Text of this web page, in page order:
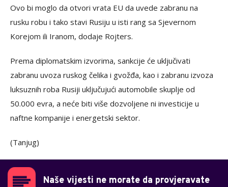
Ovo bi moglo da otvori vrata EU da uvede zabranu na
rusku robu i tako stavi Rusiju u isti rang sa Sjevernom
Korejom ili Iranom, dodaje Rojters.
Prema diplomatskim izvorima, sankcije će uključivati
zabranu uvoza ruskog čelika i gvožđa, kao i zabranu izvoza
luksuznih roba Rusiji uključujući automobile skuplje od
50.000 evra, a neće biti više dozvoljene ni investicije u
naftne kompanije i energetski sektor.
(Tanjug)
Naše vijesti ne morate da provjeravate